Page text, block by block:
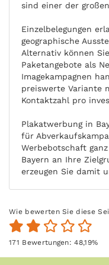
sind einer der
Einzelbelegungen
geographische
Alternativ können
Paketangebote als
Imagekampagnen
preiswerte Variante
Kontaktzahl pro
Plakatwerbung in
für
Werbebotschaft
Bayern an Ihre
erzeugen Sie damit
Wie bewerten Sie diese
171 Bewertungen:48,19%